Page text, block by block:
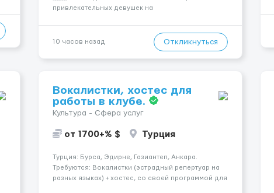
привлекательных девушек на
хорошие деньги 💶 — это предложение для тебя! 🔹
10 часов назад Откликнуться
Вокалистки, хостес для
работы в клубе.
Культура - Сфера услуг
от 1700+% $ Турция
Турция: Бурса, Эдирне, Газиантеп, Анкара.
Требуются: Вокалистки (эстрадный репертуар на
разных языках) + хостеc, со своей программой для